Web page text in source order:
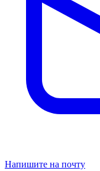
8 800 333-33-00
8 495 730-80-80